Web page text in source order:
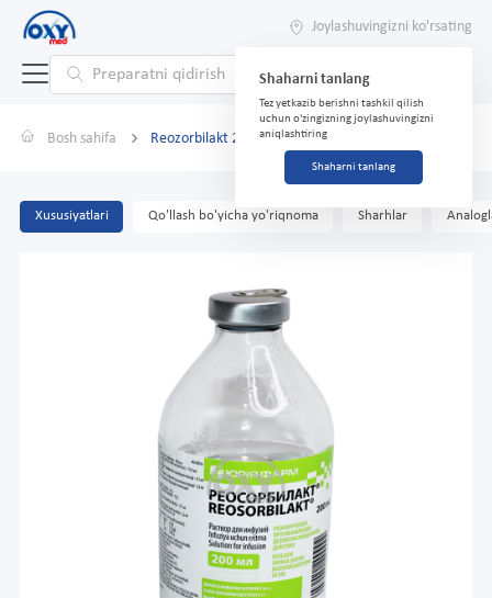
Joylashuvingizni ko'rsating
Shaharni tanlang
Tez yetkazib berishni tashkil qilish
uchun o'zingizning joylashuvingizni
aniqlashtiring
Shaharni tanlang
Bosh sahifa Reozorbilakt 200 ml
Xususiyatlari Qo'llash bo'yicha yo'riqnoma Sharhlar